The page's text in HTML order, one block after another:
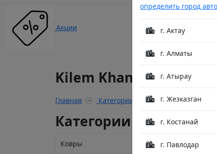
определить город
г. Актау
г. Алматы
г. Атырау
г. Жезказган
г. Костанай
г. Павлодар
Акции
Kilem Khan Portfolio
Главная Категории Kilem Khan Portfolio
Категории
Ковры